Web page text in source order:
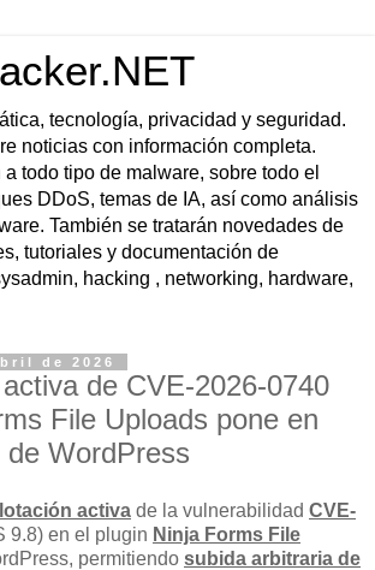
tecnología, privacidad y seguridad.
noticias con información completa.
todo tipo de malware, sobre todo el
DDoS, temas de IA, así como análisis
También se tratarán novedades de
tutoriales y documentación de
hacking , networking, hardware,
de 2026
de CVE-2026-0740
File Uploads pone en
WordPress
activa de la vulnerabilidad CVE-
9.8) en el plugin Ninja Forms File
permitiendo subida arbitraria de